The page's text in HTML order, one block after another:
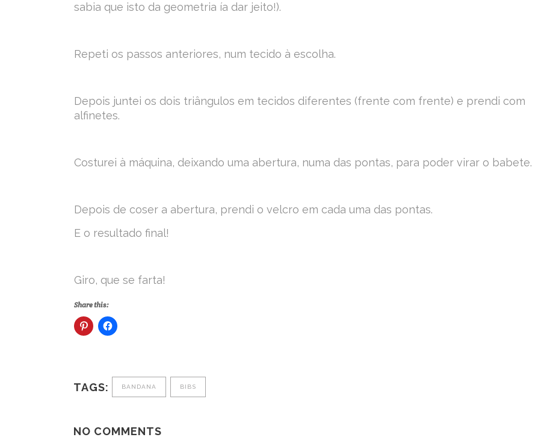
sabia que isto da geometria ía dar jeito!).
Repeti os passos anteriores, num tecido à escolha.
Depois juntei os dois triângulos em tecidos diferentes (frente com frente) e prendi com
alfinetes.
Costurei à máquina, deixando uma abertura, numa das pontas, para poder virar o babete.
Depois de coser a abertura, prendi o velcro em cada uma das pontas.
E o resultado final!
Giro, que se farta!
Share this:
TAGS: BANDANA BIBS
NO COMMENTS